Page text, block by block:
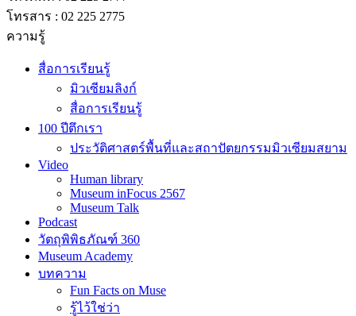
โทรสาร : 02 225 2775
ความรู้
สื่อการเรียนรู้
มิวเซียมลิงก์
สื่อการเรียนรู้
100 ปีตึกเรา
ประวัติศาสตร์พื้นที่และสถาปัตยกรรมมิวเซียมสยาม
Video
Human library
Museum inFocus 2567
Museum Talk
Podcast
วัตถุพิพิธภัณฑ์ 360
Museum Academy
บทความ
Fun Facts on Muse
รู้ไว้ใช่ว่า